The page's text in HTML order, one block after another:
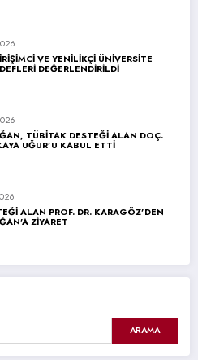
VE YENİLİKÇİ ÜNİVERSİTE
DEĞERLENDİRİLDİ
TÜBİTAK DESTEĞİ ALAN DOÇ.
UĞUR’U KABUL ETTİ
ALAN PROF. DR. KARAGÖZ’DEN
ZİYARET
ARAMA